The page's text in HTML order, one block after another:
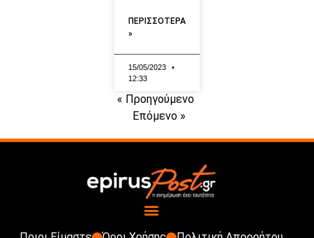
ΠΕΡΙΣΣΟΤΕΡΑ
»
15/05/2023
12:33
« Προηγούμενο
Επόμενο »